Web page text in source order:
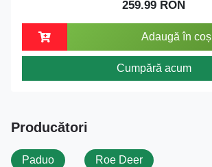
259.99 RON
Adaugă în coș
Cumpără acum
Producători
Paduo Roe Deer